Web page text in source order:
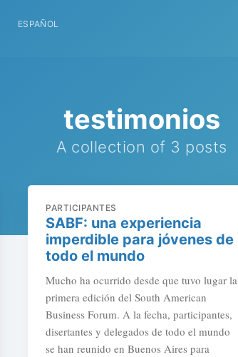
ESPAÑOL
testimonios
A collection of 3 posts
PARTICIPANTES
SABF: una experiencia
imperdible para jóvenes de
todo el mundo
Mucho ha ocurrido desde que tuvo lugar la
primera edición del South American
Business Forum. A la fecha, participantes,
disertantes y delegados de todo el mundo
se han reunido en Buenos Aires para